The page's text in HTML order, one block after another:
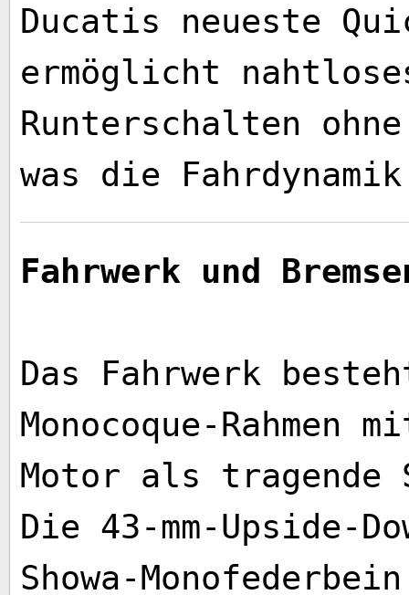
Ducatis neueste
ermöglicht
Runterschalten
was die
Fahrwerk und
Das Fahrwerk
Monocoque-Rahmen
Motor als
Die 43-mm-Upside-
Showa-